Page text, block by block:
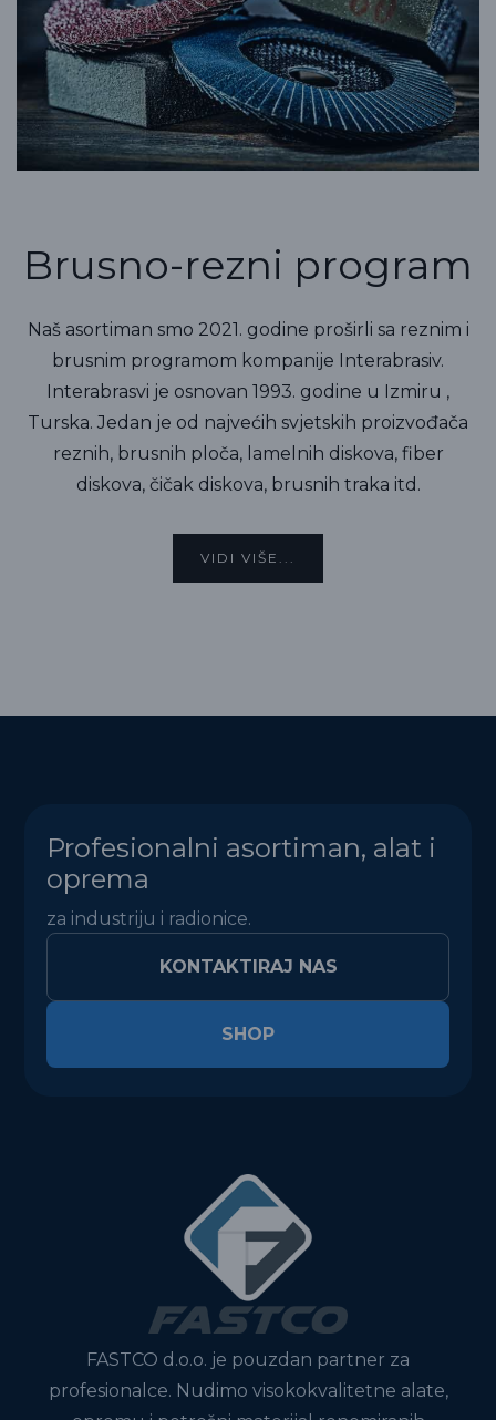
Brusno-rezni program
Naš asortiman smo 2021. godine proširli sa reznim i
brusnim programom kompanije Interabrasiv.
Interabrasvi je osnovan 1993. godine u Izmiru ,
Turska. Jedan je od najvećih svjetskih proizvođača
reznih, brusnih ploča, lamelnih diskova, fiber
diskova, čičak diskova, brusnih traka itd.
VIDI VIŠE...
Profesionalni asortiman, alat i
oprema
za industriju i radionice.
KONTAKTIRAJ NAS
SHOP
FASTCO d.o.o. je pouzdan partner za
profesionalce. Nudimo visokokvalitetne alate,